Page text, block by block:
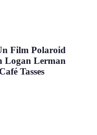
Film Polaroid
Logan Lerman
Tasses